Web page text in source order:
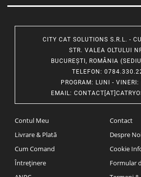
CITY CAT SOLUTIONS S.R.L. -
STR. VALEA OLTULUI
BUCUREȘTI, ROMÂNIA
TELEFON :
PROGRAM: LUNI - VINERI:
EMAIL:
Contul Meu
Livrare & Plată
Cum Comand
Întreținere
Contact
Despre
Cookie
Formular